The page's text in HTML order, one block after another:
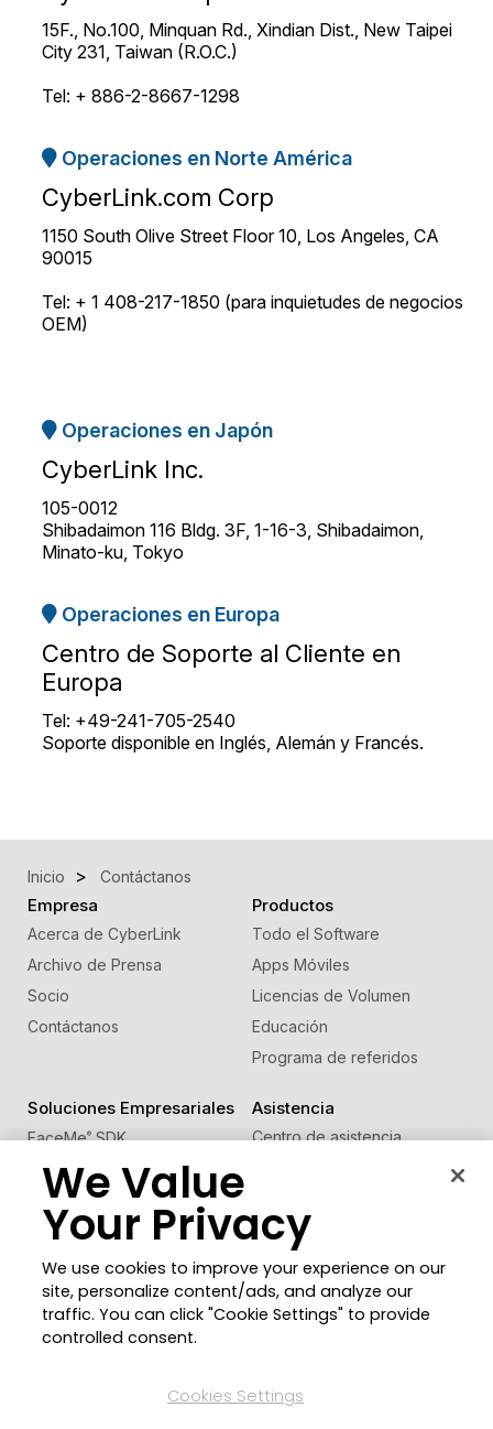
15F., No.100, Minquan Rd., Xindian Dist., New Taipei
City 231, Taiwan (R.O.C.)
Tel: + 886-2-8667-1298
Operaciones en Norte América
CyberLink.com Corp
1150 South Olive Street Floor 10, Los Angeles, CA
90015
Tel: + 1 408-217-1850 (para inquietudes de negocios
OEM)
Operaciones en Japón
CyberLink Inc.
105-0012
Shibadaimon 116 Bldg. 3F, 1-16-3, Shibadaimon,
Minato-ku, Tokyo
Operaciones en Europa
Centro de Soporte al Cliente en
Europa
Tel: +49-241-705-2540
Soporte disponible en Inglés, Alemán y Francés.
Inicio Contáctanos
Empresa
Acerca de CyberLink
Archivo de Prensa
Socio
Contáctanos
Productos
Todo el Software
Apps Móviles
Licencias de Volumen
Educación
Programa de referidos
Soluciones Empresariales
FaceMe®SDK
Asistencia
Centro de asistencia
Actualizaciones de Software
Zona de Miembros
Blog
Cambiar región
We Value
Your Privacy
We use cookies to improve your experience on our
site, personalize content/ads, and analyze our
traffic. You can click "Cookie Settings" to provide
controlled consent.
Cookies Settings